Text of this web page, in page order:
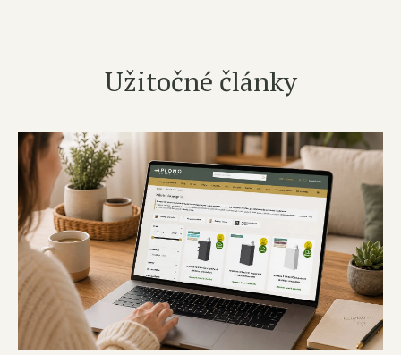
Užitočné články